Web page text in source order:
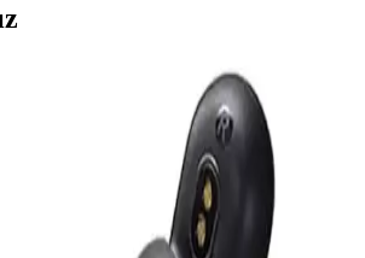
Bluetooth Kulaklık İncelemesi:
ve Kullanım Özellikleri
kulaklık, şık tasarımı, yüksek ses kalitesi
öne çıkar. Bluetooth 5.3 ve Type-C şarj ile
ve dayanıklı bu model, müzik tutkunları